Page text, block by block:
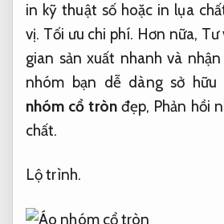
in kỹ thuật số hoặc in lụa
vị. Tối ưu chi phí. Hơn nữa, Tư
gian sản xuất nhanh và
nhóm bạn dễ dàng sở hữu
nhóm cổ trònđẹp, Phản hồi
chất.
Lộ trình.